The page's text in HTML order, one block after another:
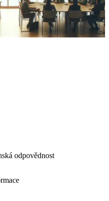
odpovědnost